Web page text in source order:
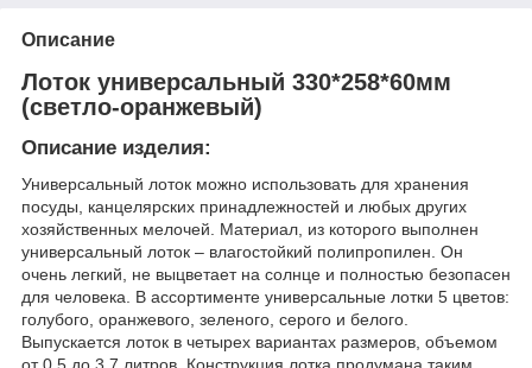
Описание
Лоток универсальный 330*258*60мм
(светло-оранжевый)
Описание изделия:
Универсальный лоток можно использовать для хранения
посуды, канцелярских принадлежностей и любых других
хозяйственных мелочей. Материал, из которого выполнен
универсальный лоток – влагостойкий полипропилен. Он
очень легкий, не выцветает на солнце и полностью безопасен
для человека. В ассортименте универсальные лотки 5 цветов:
голубого, оранжевого, зеленого, серого и белого.
Выпускается лоток в четырех вариантах размеров, объемом